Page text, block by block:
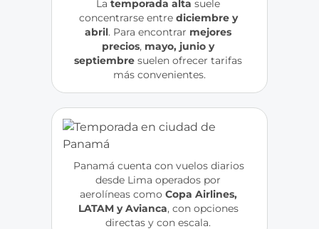
La temporada alta suele
concentrarse entre diciembre y
abril. Para encontrar mejores
precios, mayo, junio y
septiembre suelen ofrecer tarifas
más convenientes.
Panamá cuenta con vuelos diarios
desde Lima operados por
aerolíneas como Copa Airlines,
LATAM y Avianca, con opciones
directas y con escala.